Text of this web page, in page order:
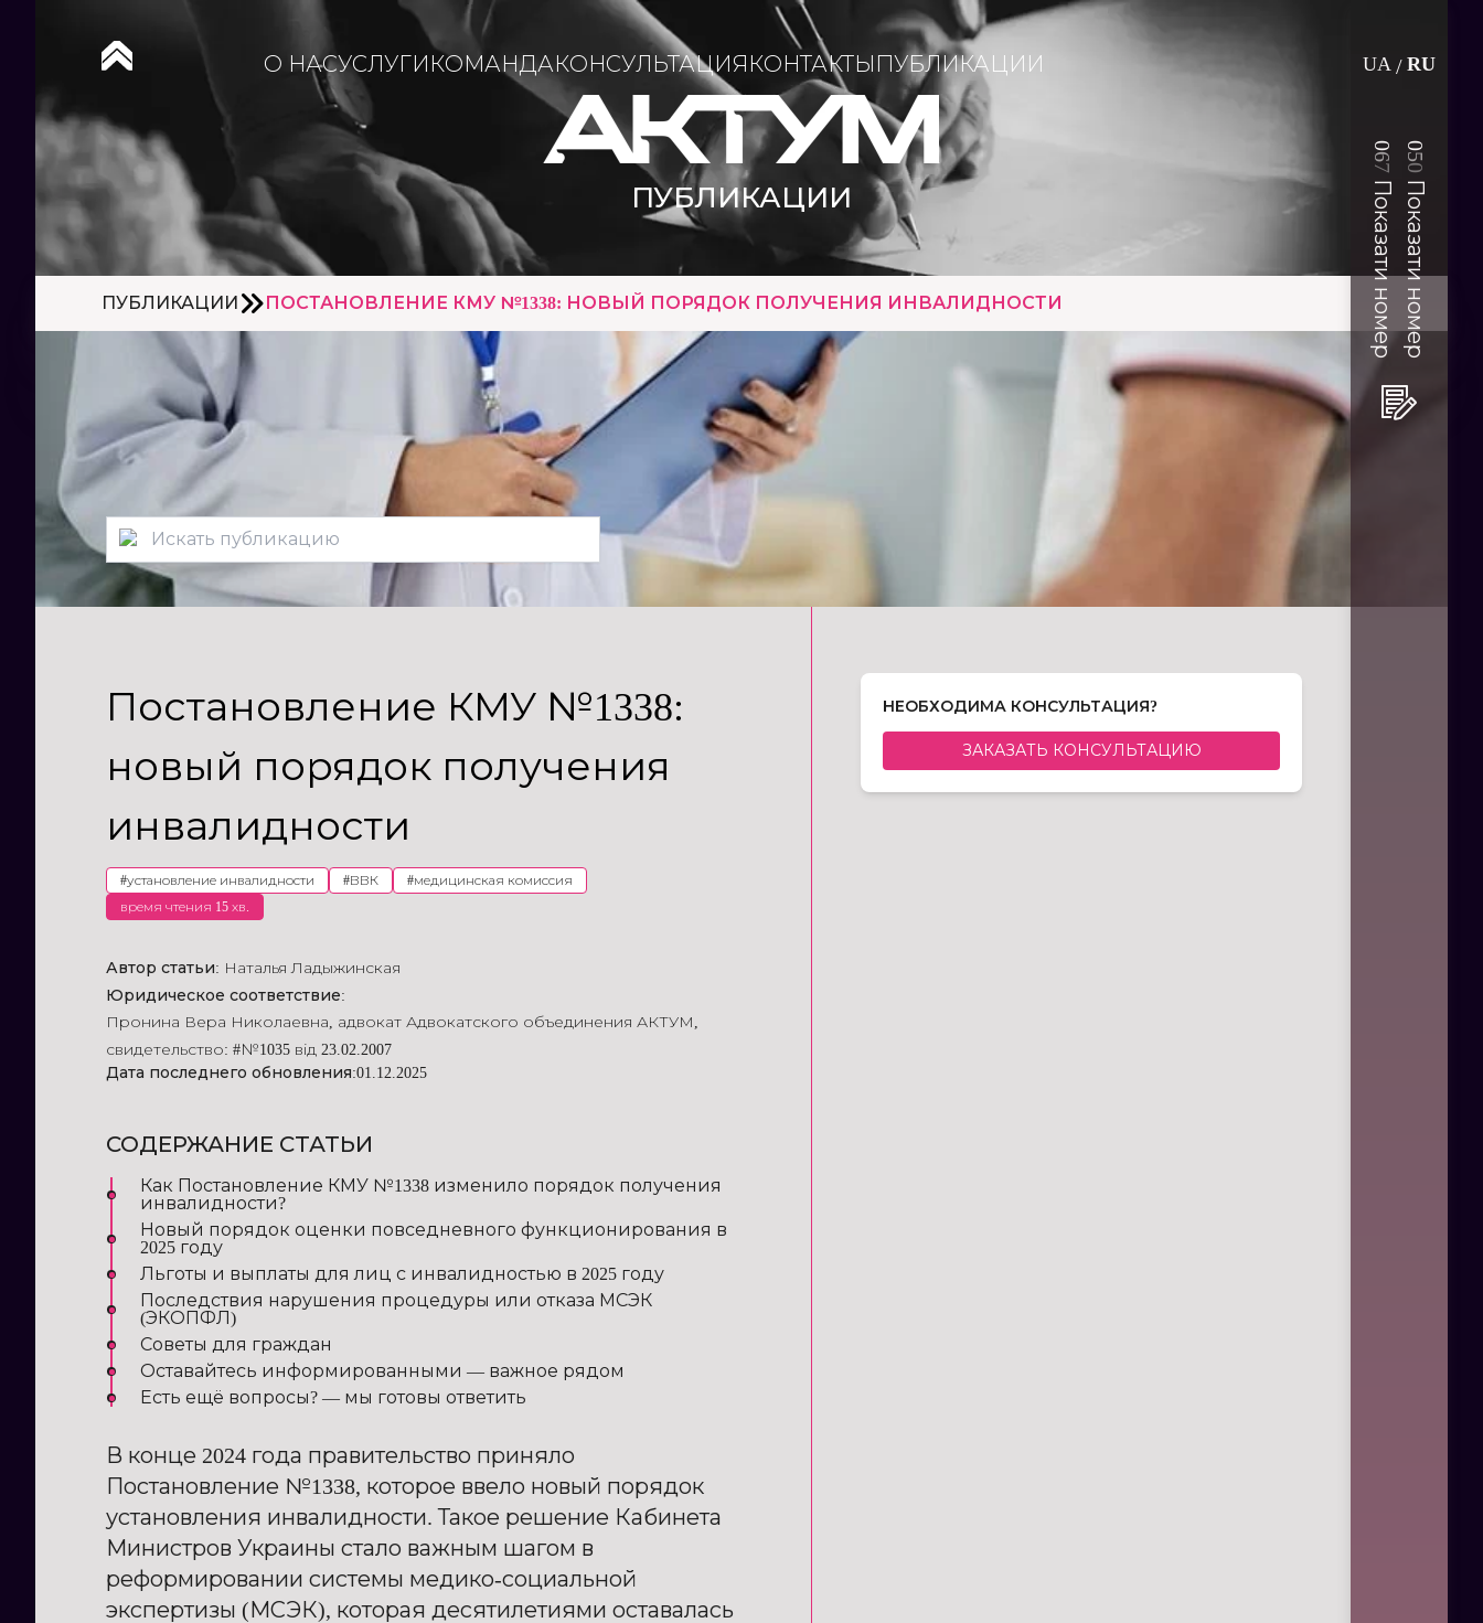
О НАСУСЛУГИ КОМАНДА КОНСУЛЬТАЦИЯ КОНТАКТЫ ПУБЛИКАЦИИ UA / RU
0
5
0
Показати номер
0
6
7
Показати номер
ПУБЛИКАЦИИ
ПУБЛИКАЦИИ ПОСТАНОВЛЕНИЕ КМУ №1338: НОВЫЙ ПОРЯДОК ПОЛУЧЕНИЯ ИНВАЛИДНОСТИ
Постановление КМУ №1338:
новый порядок получения
инвалидности
#установление инвалидности #ВВК #медицинская комиссия
время чтения 15 хв.
Автор статьи: Наталья Ладыжинская
Юридическое соответствие:
Пронина Вера Николаевна, адвокат Адвокатского объединения АКТУМ ,
свидетельство: #№1035 від 23.02.2007
Дата последнего обновления:01.12.2025
СОДЕРЖАНИЕ СТАТЬИ
Как Постановление КМУ №1338 изменило порядок получения
инвалидности?
Новый порядок оценки повседневного функционирования в
2025 году
Льготы и выплаты для лиц с инвалидностью в 2025 году
Последствия нарушения процедуры или отказа МСЭК
(ЭКОПФЛ)
Советы для граждан
Оставайтесь информированными — важное рядом
Есть ещё вопросы? — мы готовы ответить
В конце 2024 года правительство приняло
Постановление №1338, которое ввело новый порядок
установления инвалидности. Такое решение Кабинета
Министров Украины стало важным шагом в
реформировании системы медико-социальной
экспертизы (МСЭК), которая десятилетиями оставалась
НЕОБХОДИМА КОНСУЛЬТАЦИЯ?
ЗАКАЗАТЬ КОНСУЛЬТАЦИЮ